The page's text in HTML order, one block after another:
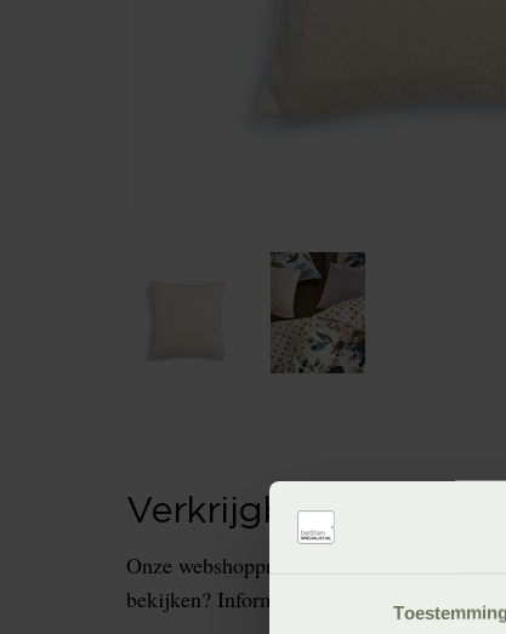
Toestemming
Verkrijgbaarheid in
Onze webshopproducten zijn niet altijd
bekijken? Informeer dan eerst naar de